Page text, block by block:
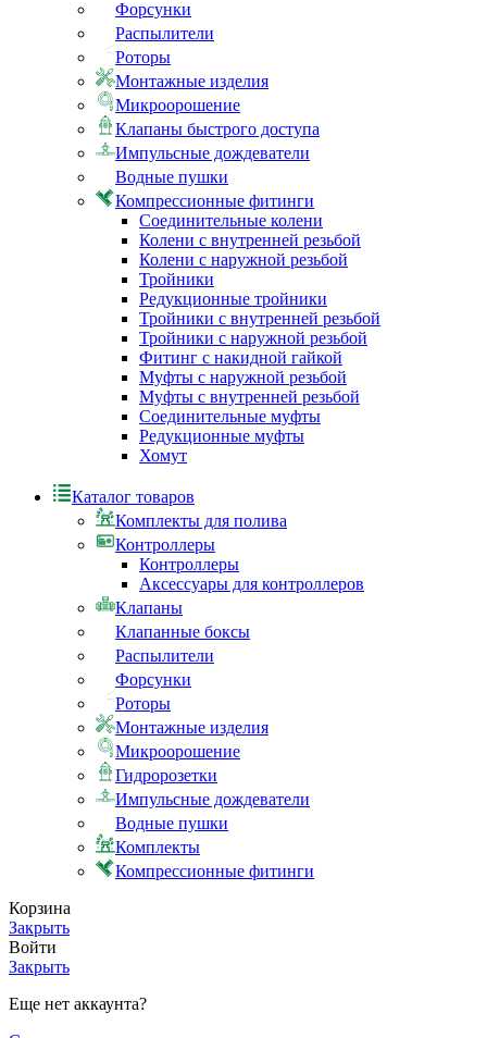
Форсунки
Распылители
Роторы
Монтажные изделия
Микроорошение
Клапаны быстрого доступа
Импульсные дождеватели
Водные пушки
Компрессионные фитинги
Соединительные колени
Колени с внутренней резьбой
Колени с наружной резьбой
Тройники
Редукционные тройники
Тройники с внутренней резьбой
Тройники с наружной резьбой
Фитинг с накидной гайкой
Муфты с наружной резьбой
Муфты с внутренней резьбой
Соединительные муфты
Редукционные муфты
Хомут
Каталог товаров
Комплекты для полива
Контроллеры
Контроллеры
Аксессуары для контроллеров
Клапаны
Клапанные боксы
Распылители
Форсунки
Роторы
Монтажные изделия
Микроорошение
Гидророзетки
Импульсные дождеватели
Водные пушки
Комплекты
Компрессионные фитинги
Корзина
Закрыть
Войти
Закрыть
Еще нет аккаунта?